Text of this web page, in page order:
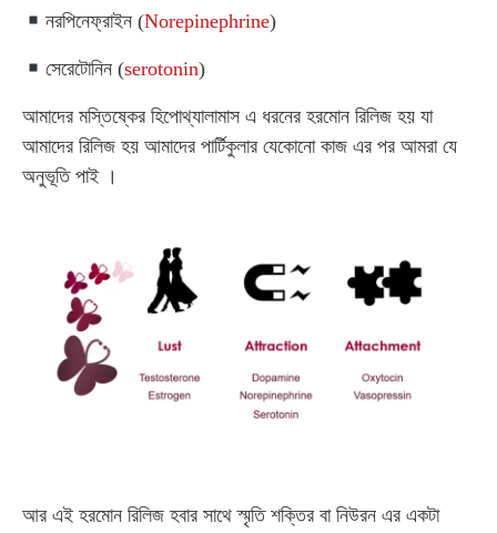
নরপিনেফ্রাইন (Norepinephrine)
সেরেটোনিন (serotonin)
আমাদের মস্তিষ্কের হিপোথ্যালামাস এ ধরনের হরমোন রিলিজ হয় যা
আমাদের রিলিজ হয় আমাদের পার্টিকুলার যেকোনো কাজ এর পর আমরা যে
অনুভূতি পাই ।
আর এই হরমোন রিলিজ হবার সাথে স্মৃতি শক্তির বা নিউরন এর একটা